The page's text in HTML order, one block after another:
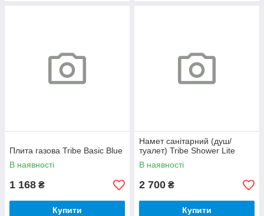
Плита газова Tribe Basic Blue
В наявності
1 168 ₴
Купити
Намет санітарний (душ/
туалет) Tribe Shower Lite
В наявності
2 700 ₴
Купити